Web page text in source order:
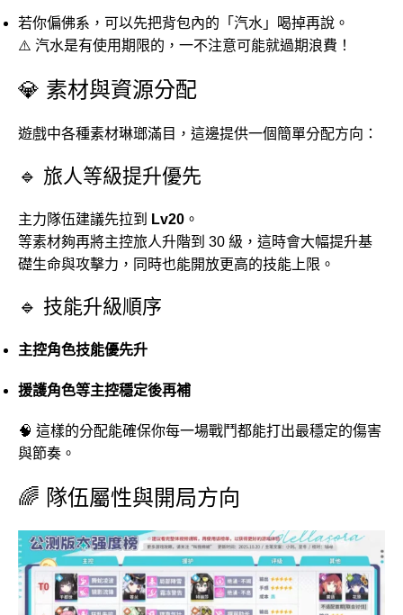
若你偏佛系，可以先把背包內的「汽水」喝掉再說。
⚠️ 汽水是有使用期限的，一不注意可能就過期浪費！
💎 素材與資源分配
遊戲中各種素材琳瑯滿目，這邊提供一個簡單分配方向：
🔹 旅人等級提升優先
主力隊伍建議先拉到 Lv20 。
等素材夠再將主控旅人升階到 30 級，這時會大幅提升基
礎生命與攻擊力，同時也能開放更高的技能上限。
🔹 技能升級順序
主控角色技能優先升
援護角色等主控穩定後再補
🧠 這樣的分配能確保你每一場戰鬥都能打出最穩定的傷害
與節奏。
🌈 隊伍屬性與開局方向